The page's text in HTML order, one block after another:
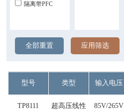
隔离带PFC
全部重置 应用筛选
型号 类型 输入电压
TP8111 超高压线性 85V/265V